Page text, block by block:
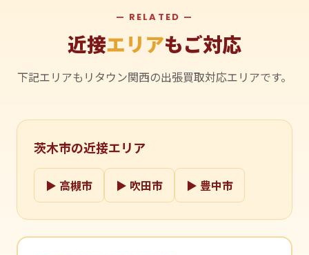
— RELATED —
近接エリアもご対応
下記エリアもリタウン関西の出張買取対応エリアです。
茨木市の近接エリア
▶ 高槻市 ▶ 吹田市 ▶ 豊中市